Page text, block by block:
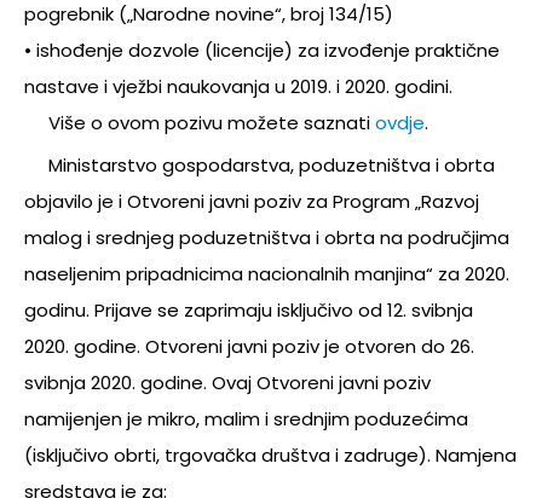
pogrebnik („Narodne novine“, broj 134/15)
• ishođenje dozvole (licencije) za izvođenje praktične
nastave i vježbi naukovanja u 2019. i 2020. godini.
Više o ovom pozivu možete saznatiovdje.
Ministarstvo gospodarstva, poduzetništva i obrta
objavilo je i Otvoreni javni poziv za Program „Razvoj
malog i srednjeg poduzetništva i obrta na područjima
naseljenim pripadnicima nacionalnih manjina“ za 2020.
godinu. Prijave se zaprimaju isključivo od 12. svibnja
2020. godine. Otvoreni javni poziv je otvoren do 26.
svibnja 2020. godine. Ovaj Otvoreni javni poziv
namijenjen je mikro, malim i srednjim poduzećima
(isključivo obrti, trgovačka društva i zadruge). Namjena
sredstava je za: